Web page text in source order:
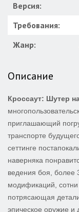
Версия:
Требования:
Жанр:
Описание
Кроссаут: Шутер
приглашающий
транспорте
сеттинге
наверняка
ведения боя, более
модификаций,
потрясающая
эпическое оружие и